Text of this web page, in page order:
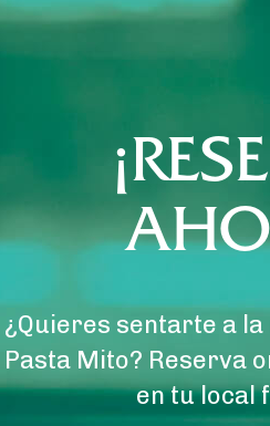
¿Quieres sentarte a
Pasta Mito? Reserva
en tu local